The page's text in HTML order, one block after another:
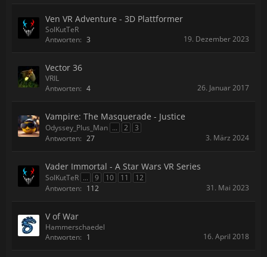
Ven VR Adventure - 3D Plattformer
SolKutTeR
Antworten: 3 19. Dezember 2023
Vector 36
VRIL
Antworten: 4 26. Januar 2017
Vampire: The Masquerade - Justice
Odyssey_Plus_Man ... 2
3
Antworten: 27 3. März 2024
Vader Immortal - A Star Wars VR Series
SolKutTeR ... 9 10 11
12
Antworten: 112 31. Mai 2023
V of War
Hammerschaedel
Antworten: 1 16. April 2018